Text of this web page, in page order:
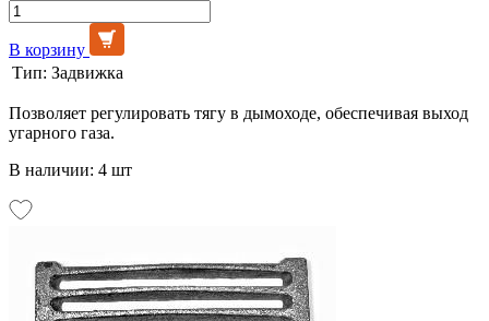
В корзину
Тип: Задвижка
Позволяет регулировать тягу в дымоходе, обеспечивая выход
угарного газа.
В наличии: 4 шт